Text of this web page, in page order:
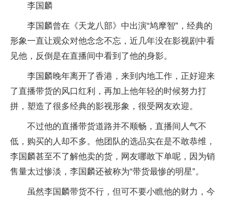
李国麟
李国麟曾在《天龙八部》中出演“鸠摩智”，经典的
形象一直让观众对他念念不忘，近几年没在影视剧中看
见他，反倒是在直播间中看到了他的身影。
李国麟晚年离开了香港，来到内地工作，正好迎来
了直播带货的风口红利，再加上他年轻的时候努力打
拼，塑造了很多经典的影视形象，很受网友欢迎。
不过他的直播带货道路并不顺畅，直播间人气不
低，购买的人却不多。他团队的选品实在是不敢恭维，
李国麟甚至不了解他卖的货，网友哪敢下单呢，因为销
售量太过惨淡，李国麟还被称为“带货最惨的明星”。
虽然李国麟带货不行，但可不要小瞧他的财力，今